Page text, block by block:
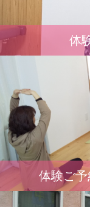
体
体験ご予